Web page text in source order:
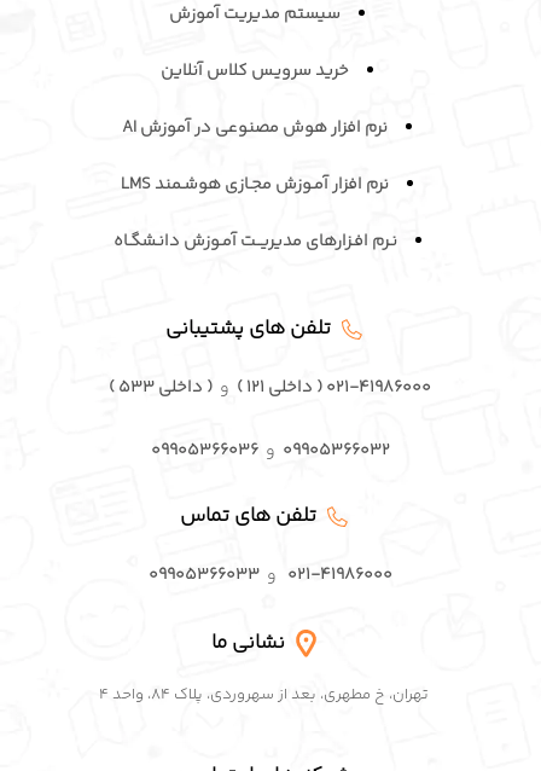
سیستم مدیریت آموزش
خرید سرویـس کلاس آنلاین
نرم افزار هوش مصنوعی در آموزش AI
نرم افزار آمـوزش مجـازی هوشـمند LMS
نـرم افـزارهای مدیریــت آمـوزش دانـشگـاه
تلفن های پشتیبانی
۰۲۱-۴۱۹۸۶۰۰۰ ( داخلی ۱۲۱ ) و ( داخلی ۵۳۳ )
۰۹۹۰۵۳۶۶۰۳۲ و۰۹۹۰۵۳۶۶۰۳۶
تلفن های تماس
۰۲۱-۴۱۹۸۶۰۰۰ و۰۹۹۰۵۳۶۶۰۳۳
نشانی ما
تهران، خ مطهری، بعد از سهروردی، پلاک ۸۴، واحد ۴